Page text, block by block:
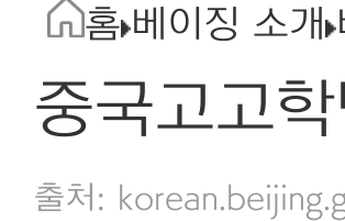
홈 베이징 소개
중국고고